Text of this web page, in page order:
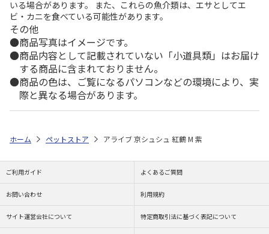
いる場合があります。 また、これらの魚介類は、エサとしてエ
ビ・カニを食べている可能性があります。
その他
商品写真はイメージです。
商品内容として記載されていない「小道具類」はお届け
する商品に含まれておりません。
商品の色は、ご覧になるパソコンなどの環境により、実
際と異なる場合があります。
ホーム ペットストア アライブ 京シュシュ 紅鶴 M 紫
ご利用ガイド よくあるご質問
お問い合わせ 利用規約
サイト運営会社について 特定商取引法に基づく表記について